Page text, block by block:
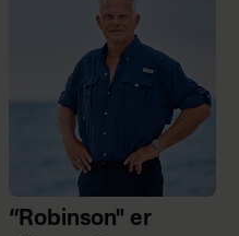
“Robinson" er